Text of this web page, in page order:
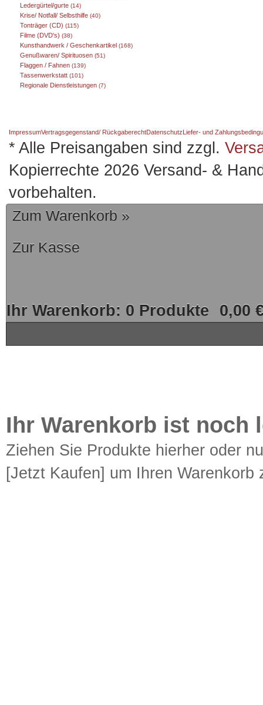
Ledergürtel/gurte (14)
Krise/ Notfall/ Selbsthilfe (40)
Tonträger (CD) (115)
Filme (DVD's) (38)
Kunsthandwerk / Geschenkartikel (168)
Genußwaren/ Spirituosen (51)
Flaggen / Fahnen (139)
Tassenwerkstatt (101)
Regionale Dienstleistungen (7)
ImpressumVertragsgegenstand/ RückgaberechtDatenschutzLiefer- und
* Alle Preisangaben sind zzgl.
Kopierrechte 2026 Versand- &
vorbehalten.
Zum Warenkorb »
Zur Kasse
Ihr Warenkorb: 0 Produkte 0,00
Ihr Warenkorb ist noch
Ziehen Sie Produkte hierher oder
[Jetzt Kaufen] um Ihren Warenkorb